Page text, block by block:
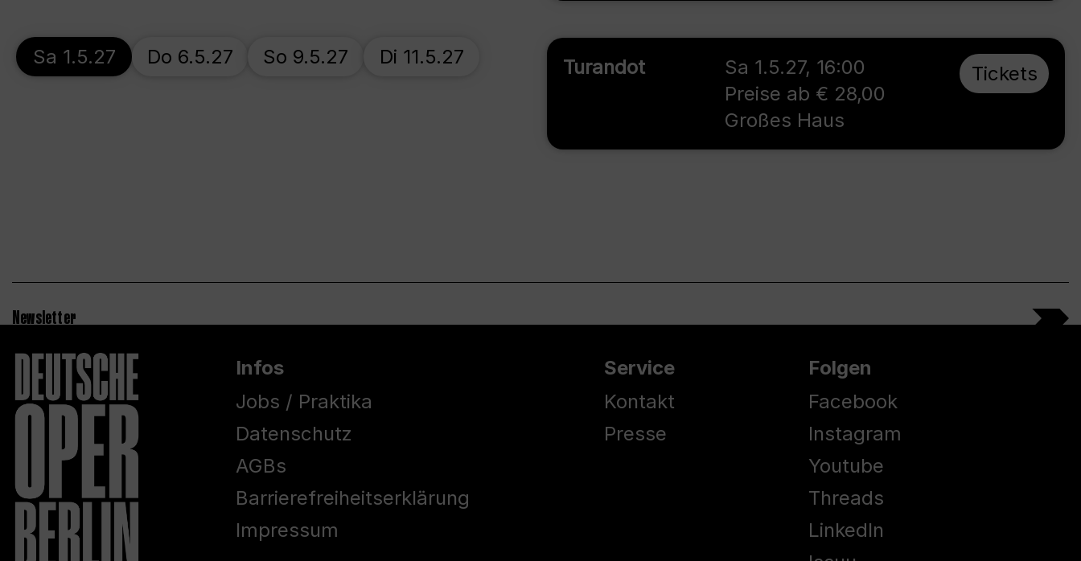
Turandot Sa 1.5.27, 16:00
Preise ab € 28,00
Großes Haus
Tickets
Sa 1.5.27 Do 6.5.27 So 9.5.27 Di 11.5.27
Newsletter
Infos
Jobs / Praktika
Datenschutz
AGBs
Barrierefreiheitserklärung
Impressum
Service
Kontakt
Presse
Folgen
Facebook
Instagram
Youtube
Threads
LinkedIn